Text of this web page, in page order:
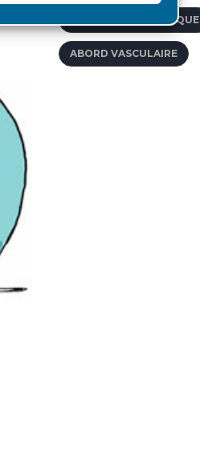
ACIDOSE MÉTABOLIQUE
ABORD VASCULAIRE